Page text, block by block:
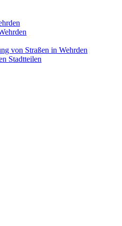
von Straßen in Wehrden
Stadtteilen